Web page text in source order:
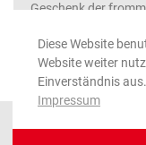
Diese Website
Website weiter
Einverständnis aus.
Impressum
Geschenk der
© 2026 Gemeinde